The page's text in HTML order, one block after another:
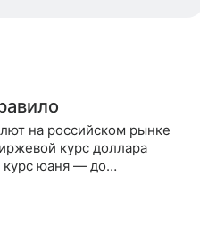
на российском рынке
курс доллара
курс юаня — до